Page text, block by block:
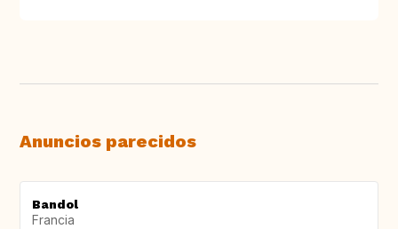
Anuncios parecidos
Bandol
Francia